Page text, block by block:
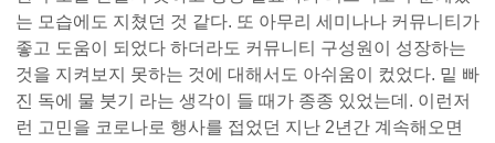
는 모습에도 지쳤던 것 같다. 또 아무리 세미나나 커뮤니티가
좋고 도움이 되었다 하더라도 커뮤니티 구성원이 성장하는
것을 지켜보지 못하는 것에 대해서도 아쉬움이 컸었다. 밑 빠
진 독에 물 붓기 라는 생각이 들 때가 종종 있었는데. 이런저
런 고민을 코로나로 행사를 접었던 지난 2년간 계속해오면